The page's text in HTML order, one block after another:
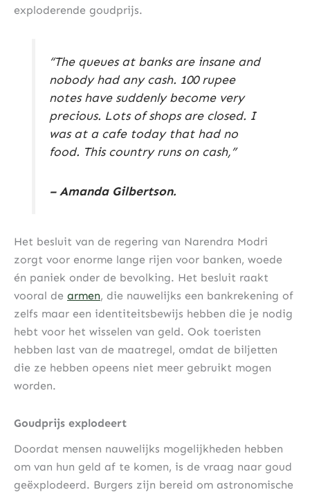
exploderende goudprijs.
“The queues at banks are insane and
nobody had any cash. 100 rupee
notes have suddenly become very
precious. Lots of shops are closed. I
was at a cafe today that had no
food. This country runs on cash,”
– Amanda Gilbertson.
Het besluit van de regering van Narendra Modri
zorgt voor enorme lange rijen voor banken, woede
én paniek onder de bevolking. Het besluit raakt
vooral de armen, die nauwelijks een bankrekening of
zelfs maar een identiteitsbewijs hebben die je nodig
hebt voor het wisselen van geld. Ook toeristen
hebben last van de maatregel, omdat de biljetten
die ze hebben opeens niet meer gebruikt mogen
worden.
Goudprijs explodeert
Doordat mensen nauwelijks mogelijkheden hebben
om van hun geld af te komen, is de vraag naar goud
geëxplodeerd. Burgers zijn bereid om astronomische